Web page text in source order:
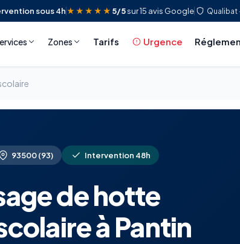
sous 4h★★★★★ 5/5sur 15 avis Google Qualibat
Zones Tarifs Urgence
93500 (93) Intervention 48h
de hotte
à Pantin